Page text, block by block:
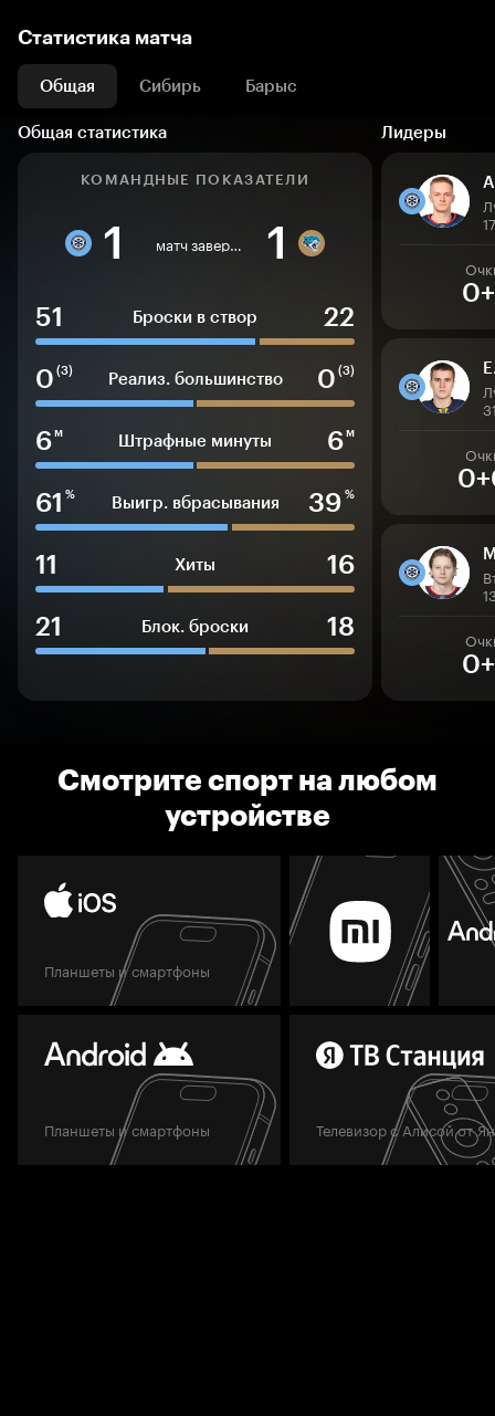
Статистика матча
Общая Сибирь Барыс
Общая статистика Лидеры
КОМАНДНЫЕ ПОКАЗАТЕЛИ
1 матч завершен 1
51 Броски в створ
22
0 (3) Реализ. большинство 0 (3)
6м Штрафные минуты 6м
61 % Выигр. вбрасывания 39 %
11 Хиты
16
21
Блок. броски 18
Смотрите спорт на любом
устройстве
Планшеты и смартфоны
Планшеты и смартфоны Телевизор с Алисой от